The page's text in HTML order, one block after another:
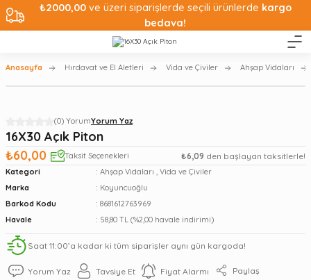
₺2000,00ve üzeri siparişlerde seçili ürünlerde kargo
bedava!
Anasayfa Hırdavat ve El Aletleri Vida ve Çiviler Ahşap Vidaları
(0) YorumYorum Yaz
16X30 Açık Piton
₺60,00
Taksit Seçenekleri ₺6,09 den başlayan taksitlerle!
Kategori Ahşap Vidaları , Vida ve Çiviler
Marka
Koyuncuoğlu
Barkod Kodu
8681612763969
Havale
58,80 TL (%2,00 havale indirimi)
Saat 11:00’a kadar ki tüm siparişler aynı gün kargoda!
Yorum Yaz Tavsiye Et Fiyat Alarmı Paylaş